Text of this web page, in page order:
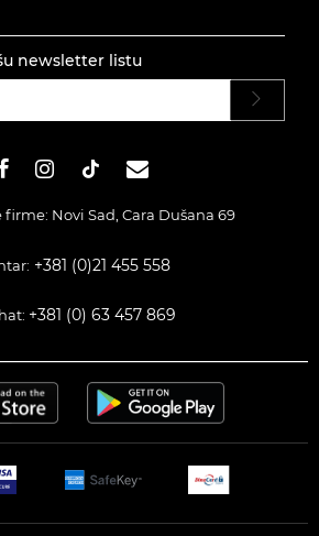
newsletter listu
firme: Novi Sad, Cara Dušana 69
+381 (0)21 455 558
+381 (0) 63 457 869